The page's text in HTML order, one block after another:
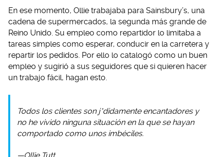
En ese momento, Ollie trabajaba para Sainsbury’s, una
cadena de supermercados, la segunda más grande de
Reino Unido. Su empleo como repartidor lo limitaba a
tareas simples como esperar, conducir en la carretera y
repartir los pedidos. Por ello lo catalogó como un buen
empleo y sugirió a sus seguidores que si quieren hacer
un trabajo fácil, hagan esto.
Todos los clientes son j*didamente encantadores y
no he vivido ninguna situación en la que se hayan
comportado como unos imbéciles.